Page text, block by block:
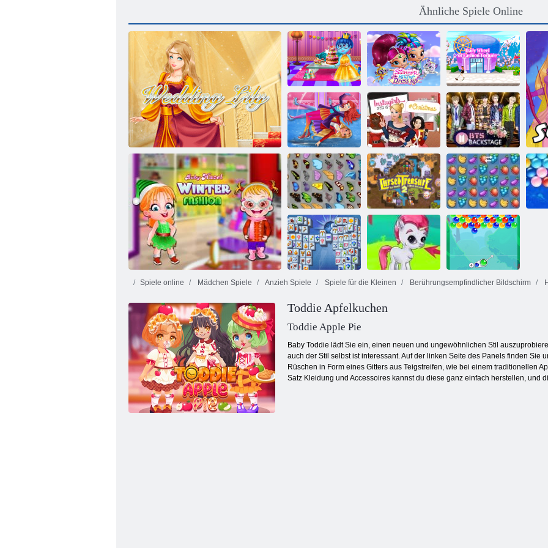
Ähnliche Spiele Online
Hochzeit Lily
Innere heraus
Geburtstagsfeier
Schimmer und
Shine Dress up
Shopaholic:
Tokio
Eislaufen im
Winter
Instagirls
Weihnachtskleid
Baby Hazel Wintermode
BTS Backstage
Schmetterlings
Kyodai
Verfluchter
Schatz 2
Fruita Crush
Mahjong
Fortuna
Bubble Gemes -
Spiele online Mädchen Spiele Anzieh Spiele Spiele für die Kleinen Berührungsempfindlicher Bildschirm
Toddie Apfelkuchen
Toddie Apple Pie
Baby Toddie lädt Sie ein, einen neuen und ungewöhnlichen Stil
auch der Stil selbst ist interessant. Auf der linken Seite des Panels finden
Rüschen in Form eines Gitters aus Teigstreifen, wie bei einem traditionellen
Satz Kleidung und Accessoires kannst du diese ganz einfach herstellen,